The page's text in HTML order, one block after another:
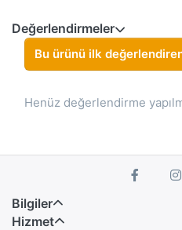
Değerlendirmeler
Bu ürünü ilk
Henüz değerlendirme
Bilgiler
Hizmet